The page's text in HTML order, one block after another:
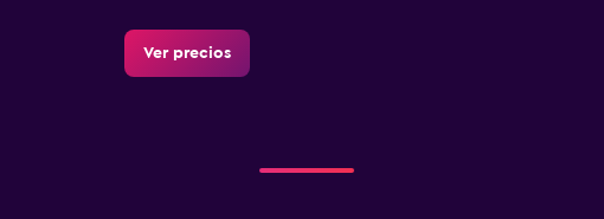
Ver precios